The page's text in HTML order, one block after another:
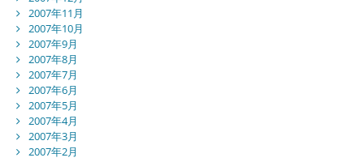
2007年11月
2007年10月
2007年9月
2007年8月
2007年7月
2007年6月
2007年5月
2007年4月
2007年3月
2007年2月